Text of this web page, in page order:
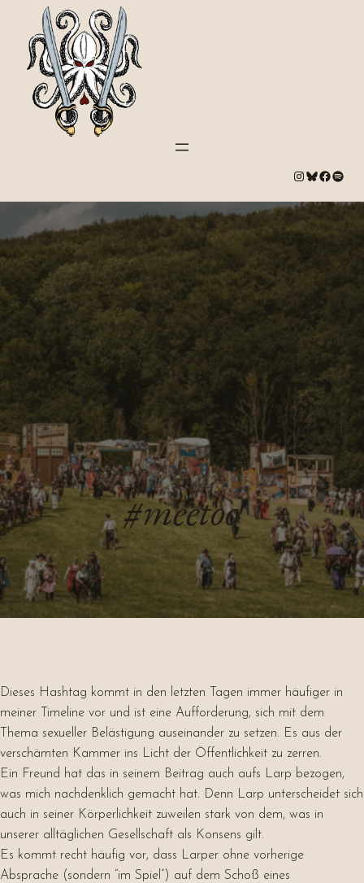
# Bluesky # Spotify
#meetoo
Dieses Hashtag kommt in den letzten Tagen immer häufiger in
meiner Timeline vor und ist eine Aufforderung, sich mit dem
Thema sexueller Belästigung auseinander zu setzen. Es aus der
verschämten Kammer ins Licht der Öffentlichkeit zu zerren.
Ein Freund hat das in seinem Beitrag auch aufs Larp bezogen,
was mich nachdenklich gemacht hat. Denn Larp unterscheidet sich
auch in seiner Körperlichkeit zuweilen stark von dem, was in
unserer alltäglichen Gesellschaft als Konsens gilt.
Es kommt recht häufig vor, dass Larper ohne vorherige
Absprache (sondern “im Spiel”) auf dem Schoß eines